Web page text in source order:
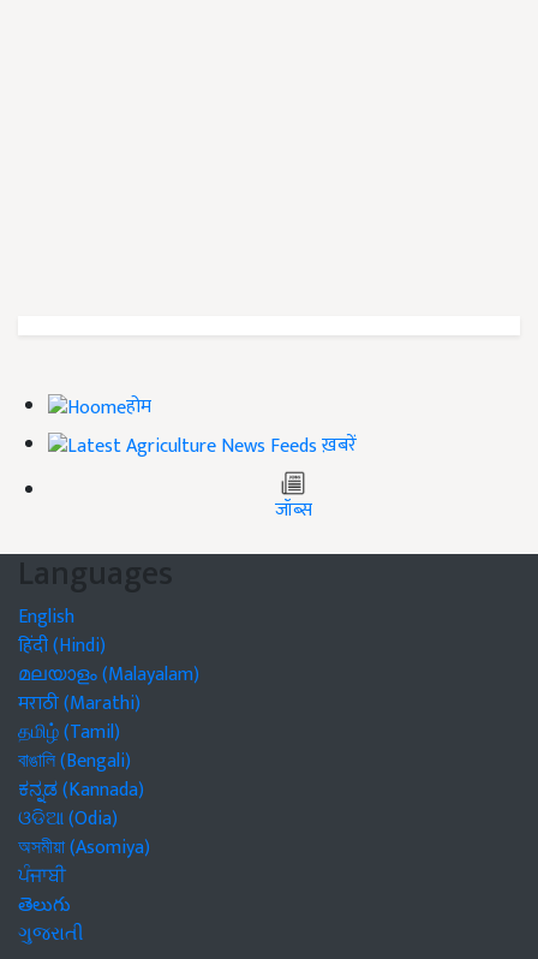
होम
ख़बरें
जॉब्स
Languages
English
हिंदी (Hindi)
മലയാളം (Malayalam)
मराठी (Marathi)
தமிழ் (Tamil)
বাঙালি (Bengali)
ಕನ್ನಡ (Kannada)
ଓଡିଆ (Odia)
অসমীয়া (Asomiya)
ਪੰਜਾਬੀ
తెలుగు
ગુજરાતી